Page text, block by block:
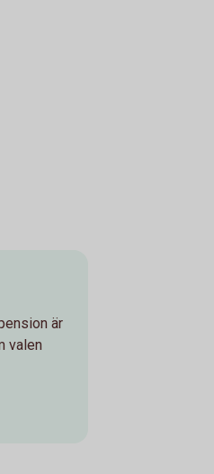
är
valen